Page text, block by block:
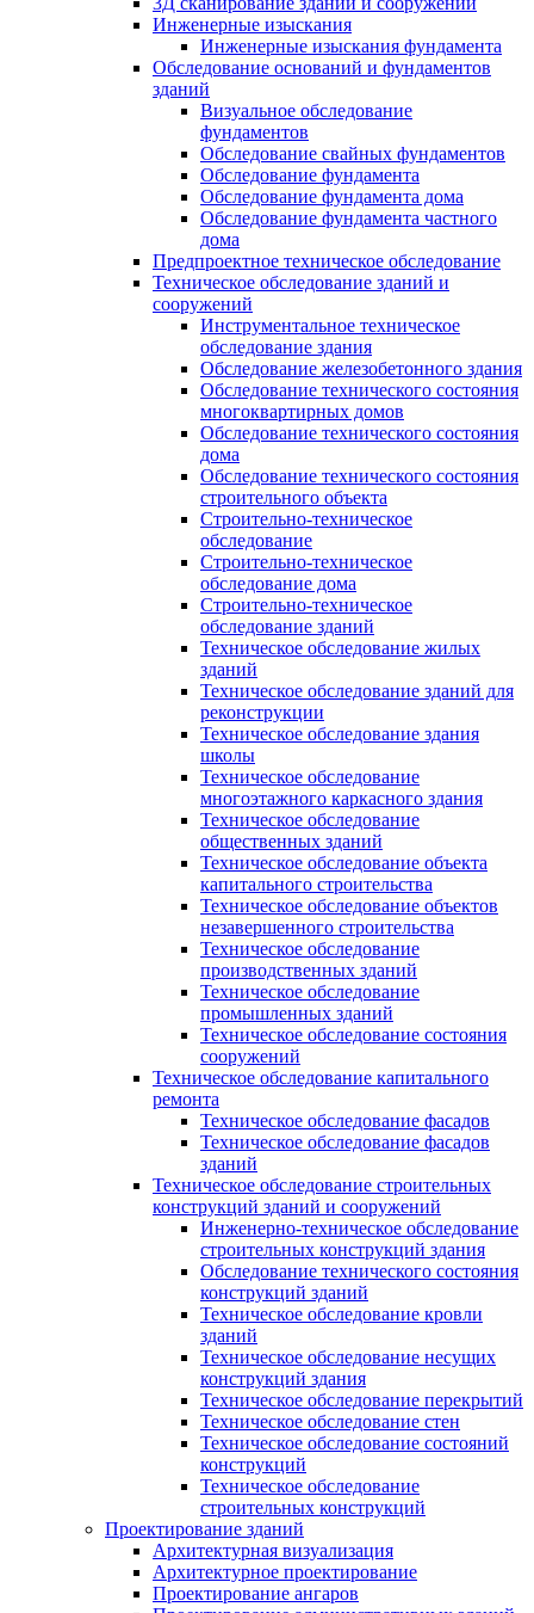
Инженерные изыскания
Инженерные изыскания фундамента
Обследование оснований и фундаментов
зданий
Визуальное обследование
фундаментов
Обследование свайных фундаментов
Обследование фундамента
Обследование фундамента дома
Обследование фундамента частного
дома
Предпроектное техническое обследование
Техническое обследование зданий и
сооружений
Инструментальное техническое
обследование здания
Обследование железобетонного здания
Обследование технического состояния
многоквартирных домов
Обследование технического состояния
дома
Обследование технического состояния
строительного объекта
Строительно-техническое
обследование
Строительно-техническое
обследование дома
Строительно-техническое
обследование зданий
Техническое обследование жилых
зданий
Техническое обследование зданий для
реконструкции
Техническое обследование здания
школы
Техническое обследование
многоэтажного каркасного здания
Техническое обследование
общественных зданий
Техническое обследование объекта
капитального строительства
Техническое обследование объектов
незавершенного строительства
Техническое обследование
производственных зданий
Техническое обследование
промышленных зданий
Техническое обследование состояния
сооружений
Техническое обследование капитального
ремонта
Техническое обследование фасадов
Техническое обследование фасадов
зданий
Техническое обследование строительных
конструкций зданий и сооружений
Инженерно-техническое обследование
строительных конструкций здания
Обследование технического состояния
конструкций зданий
Техническое обследование кровли
зданий
Техническое обследование несущих
конструкций здания
Техническое обследование перекрытий
Техническое обследование стен
Техническое обследование состояний
конструкций
Техническое обследование
строительных конструкций
Проектирование зданий
Архитектурная визуализация
Архитектурное проектирование
Проектирование ангаров